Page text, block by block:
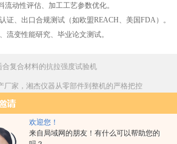
欢迎您！
来自局域网的朋友！有什么可以帮助您的
流动性评估、加工工艺参数优化。
证、出口合规测试（如欧盟REACH、美国FDA）。
流变性能研究、毕业论文测试。
复合材料的抗拉强度试验机
厂家，湘杰仪器从零部件到整机的严格把控